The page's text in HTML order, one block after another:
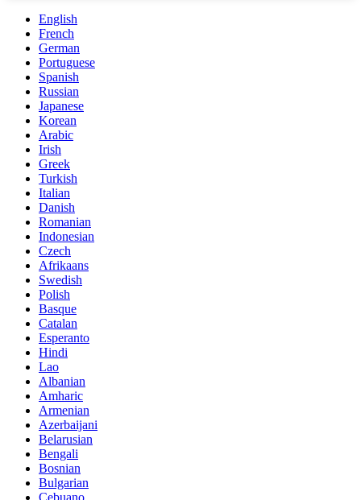
English
French
German
Portuguese
Spanish
Russian
Japanese
Korean
Arabic
Irish
Greek
Turkish
Italian
Danish
Romanian
Indonesian
Czech
Afrikaans
Swedish
Polish
Basque
Catalan
Esperanto
Hindi
Lao
Albanian
Amharic
Armenian
Azerbaijani
Belarusian
Bengali
Bosnian
Bulgarian
Cebuano